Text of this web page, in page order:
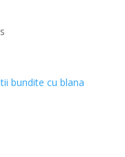
bundite cu blana